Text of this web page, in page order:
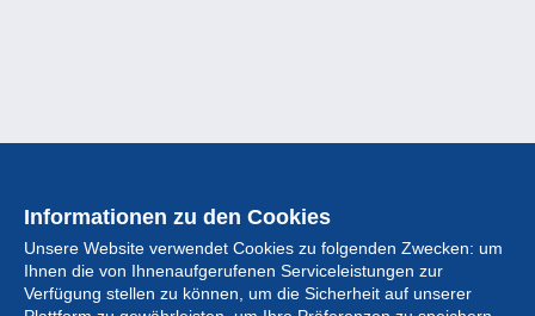
Informationen zu den Cookies
Unsere Website verwendet Cookies zu folgenden Zwecken: um
Ihnen die von Ihnenaufgerufenen Serviceleistungen zur
Verfügung stellen zu können, um die Sicherheit auf unserer